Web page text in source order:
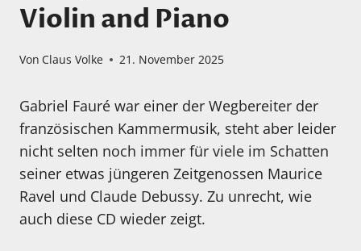
Violin and Piano
Von Claus Volke 21. November 2025
Gabriel Fauré war einer der Wegbereiter der
französischen Kammermusik, steht aber leider
nicht selten noch immer für viele im Schatten
seiner etwas jüngeren Zeitgenossen Maurice
Ravel und Claude Debussy. Zu unrecht, wie
auch diese CD wieder zeigt.